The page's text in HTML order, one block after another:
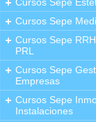
Cursos Sepe
Cursos Sepe
PRL
Cursos Sepe
Empresas
Cursos Sepe
Instalaciones